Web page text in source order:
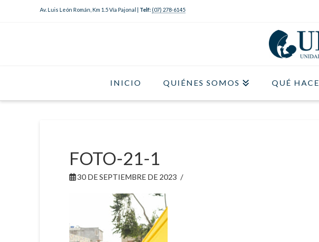
Av. Luis León Román, Km 1.5 Vía Pajonal | Telf: (07) 278-6145
INICIO QUIÉNES SOMOS QUÉ
FOTO-21-1
30 DE SEPTIEMBRE DE 2023